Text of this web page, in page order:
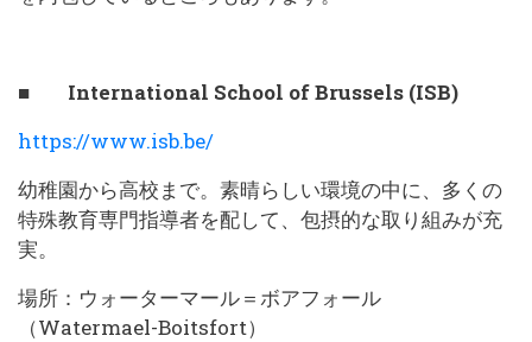
■ International School of Brussels (ISB)
https://www.isb.be/
幼稚園から高校まで。素晴らしい環境の中に、多くの
特殊教育専門指導者を配して、包摂的な取り組みが充
実。
場所：ウォーターマール＝ボアフォール
（Watermael-Boitsfort）